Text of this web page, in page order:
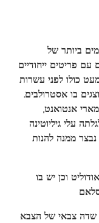
ביותר של
עם פריטים ייחודיים
כולו לפני עשרות
בו אסטרולבים.
אנטואנט,
עלי גיליוטינה
ממנה להנות
וכן יש בו
שדה צבאי של הצבא